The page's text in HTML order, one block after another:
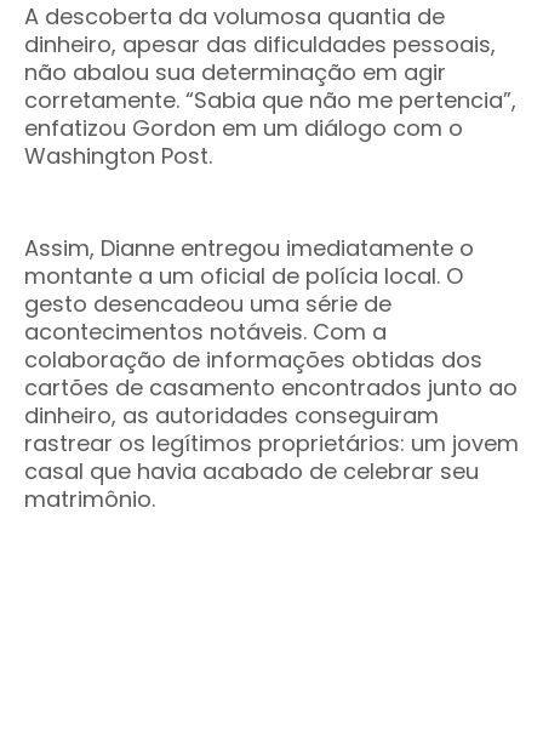
A descoberta da volumosa quantia de
dinheiro, apesar das dificuldades pessoais,
não abalou sua determinação em agir
corretamente. “Sabia que não me pertencia”,
enfatizou Gordon em um diálogo com o
Washington Post.
Assim, Dianne entregou imediatamente o
montante a um oficial de polícia local. O
gesto desencadeou uma série de
acontecimentos notáveis. Com a
colaboração de informações obtidas dos
cartões de casamento encontrados junto ao
dinheiro, as autoridades conseguiram
rastrear os legítimos proprietários: um jovem
casal que havia acabado de celebrar seu
matrimônio.